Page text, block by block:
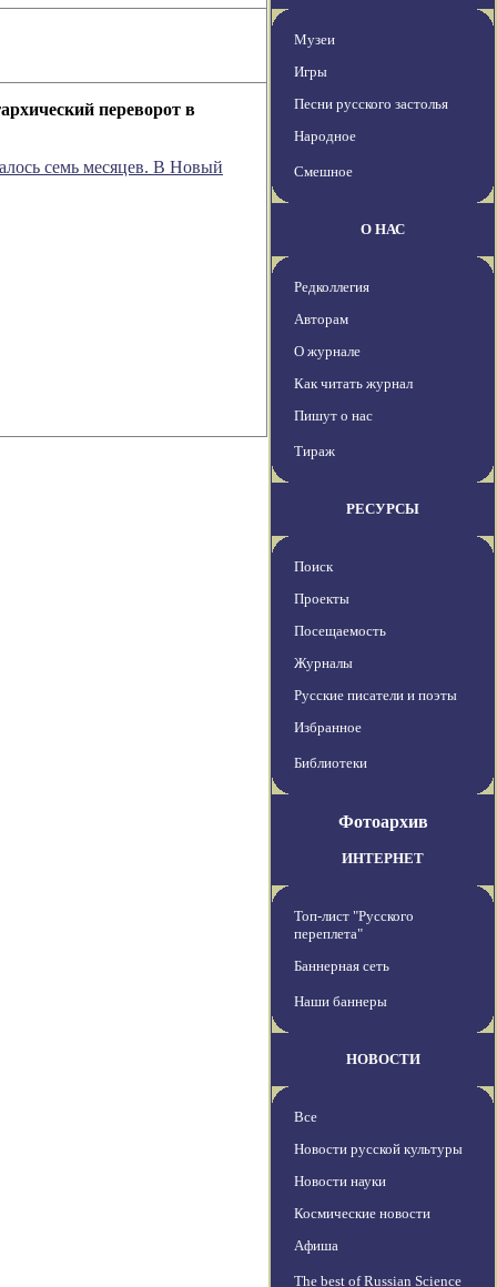
переворот в
семь месяцев. В Новый
Музеи
Игры
Песни русского застолья
Народное
Смешное
О НАС
Редколлегия
Авторам
О журнале
Как читать журнал
Пишут о нас
Тираж
РЕСУРСЫ
Поиск
Проекты
Посещаемость
Журналы
Русские писатели и поэты
Избранное
Библиотеки
Фотоархив
ИНТЕРНЕТ
Топ-лист "Русского
переплета"
Баннерная сеть
Наши баннеры
НОВОСТИ
Все
Новости русской культуры
Новости науки
Космические новости
Афиша
The best of Russian Science